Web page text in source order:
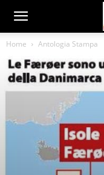
Home Antologia Stampa